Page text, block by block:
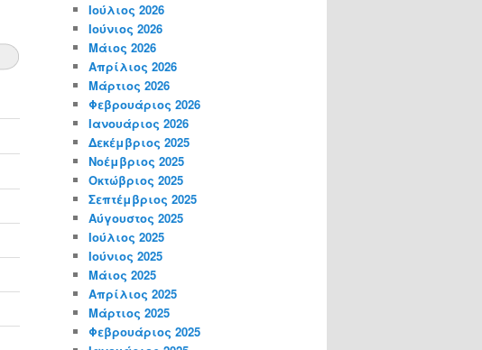
Ιούλιος 2026
Ιούνιος 2026
Μάιος 2026
Απρίλιος 2026
Μάρτιος 2026
Φεβρουάριος 2026
Ιανουάριος 2026
Δεκέμβριος 2025
Νοέμβριος 2025
Οκτώβριος 2025
Σεπτέμβριος 2025
Αύγουστος 2025
Ιούλιος 2025
Ιούνιος 2025
Μάιος 2025
Απρίλιος 2025
Μάρτιος 2025
Φεβρουάριος 2025